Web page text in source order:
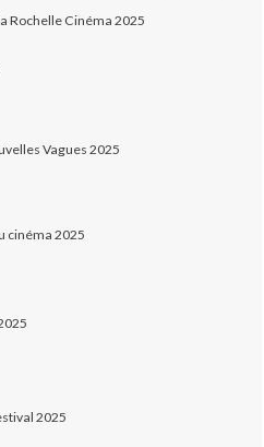
Rochelle Cinéma 2025
Vagues 2025
cinéma 2025
2025